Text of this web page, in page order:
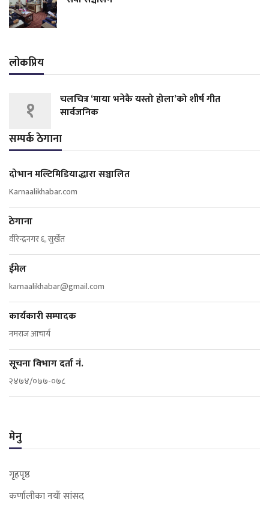
लोकप्रिय
१
चलचित्र ‘माया भनेकै यस्तो होला’को शीर्ष गीत
सार्वजनिक
सम्पर्क ठेगाना
दोभान मल्टिमिडियाद्धारा सञ्चालित
Karnaalikhabar.com
ठेगाना
वीरेन्द्रनगर ६, सुर्खेत
ईमेल
karnaalikhabar@gmail.com
कार्यकारी सम्पादक
नमराज आचार्य
सूचना विभाग दर्ता नं.
२४७४/०७७-०७८
मेनु
गृहपृष्ठ
कर्णालीका नयाँ सांसद